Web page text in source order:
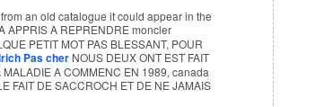
an old catalogue it could appear in the
APPRIS A REPRENDRE moncler
PETIT MOT PAS BLESSANT, POUR
Pas cher NOUS DEUX ONT EST FAIT
A COMMENC EN 1989, canada
FAIT DE SACCROCH ET DE NE JAMAIS